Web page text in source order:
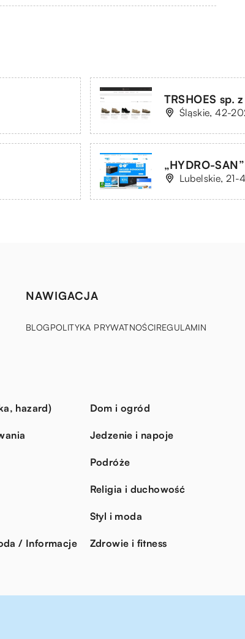
TRSHOES sp.
Śląskie, 42-
„HYDRO-
Lubelskie,
NAWIGACJA
BLOGPOLITYKA PRYWATNOŚCIREGULAMIN
hazard) Dom i ogród
Jedzenie i napoje
Podróże
Religia i duchowość
Styl i moda
/ Informacje Zdrowie i fitness